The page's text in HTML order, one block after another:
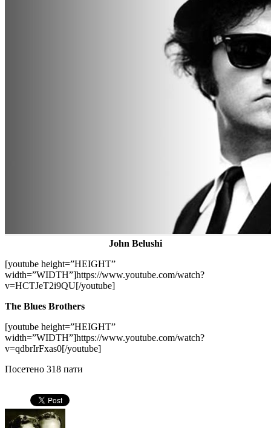
John Belushi
[youtube height=”HEIGHT”
width=”WIDTH”]https://www.youtube.com/watch?
v=HCTJeT2i9QU[/youtube]
The Blues Brothers
[youtube height=”HEIGHT”
width=”WIDTH”]https://www.youtube.com/watch?
v=qdbrIrFxas0[/youtube]
Посетено 318 пати